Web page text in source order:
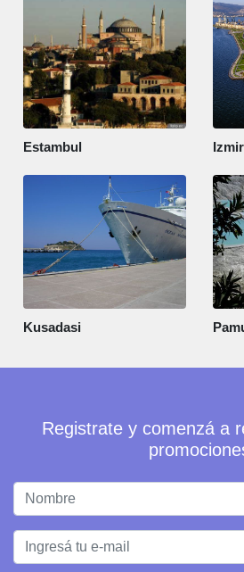
Estambul Izmir
Kusadasi
Registrate y comenzá a